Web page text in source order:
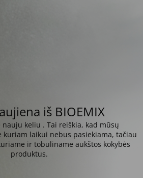
iš BIOEMIX
nauju keliu . Tai reiškia, kad mūsų
laikui nebus pasiekiama, tačiau
ir tobuliname aukštos kokybės
produktus.